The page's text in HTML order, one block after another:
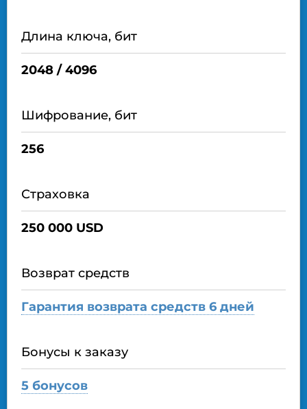
Длина ключа, бит
2048 / 4096
Шифрование, бит
256
Страховка
250 000 USD
Возврат средств
Гарантия возврата средств 6 дней
Бонусы к заказу
5 бонусов